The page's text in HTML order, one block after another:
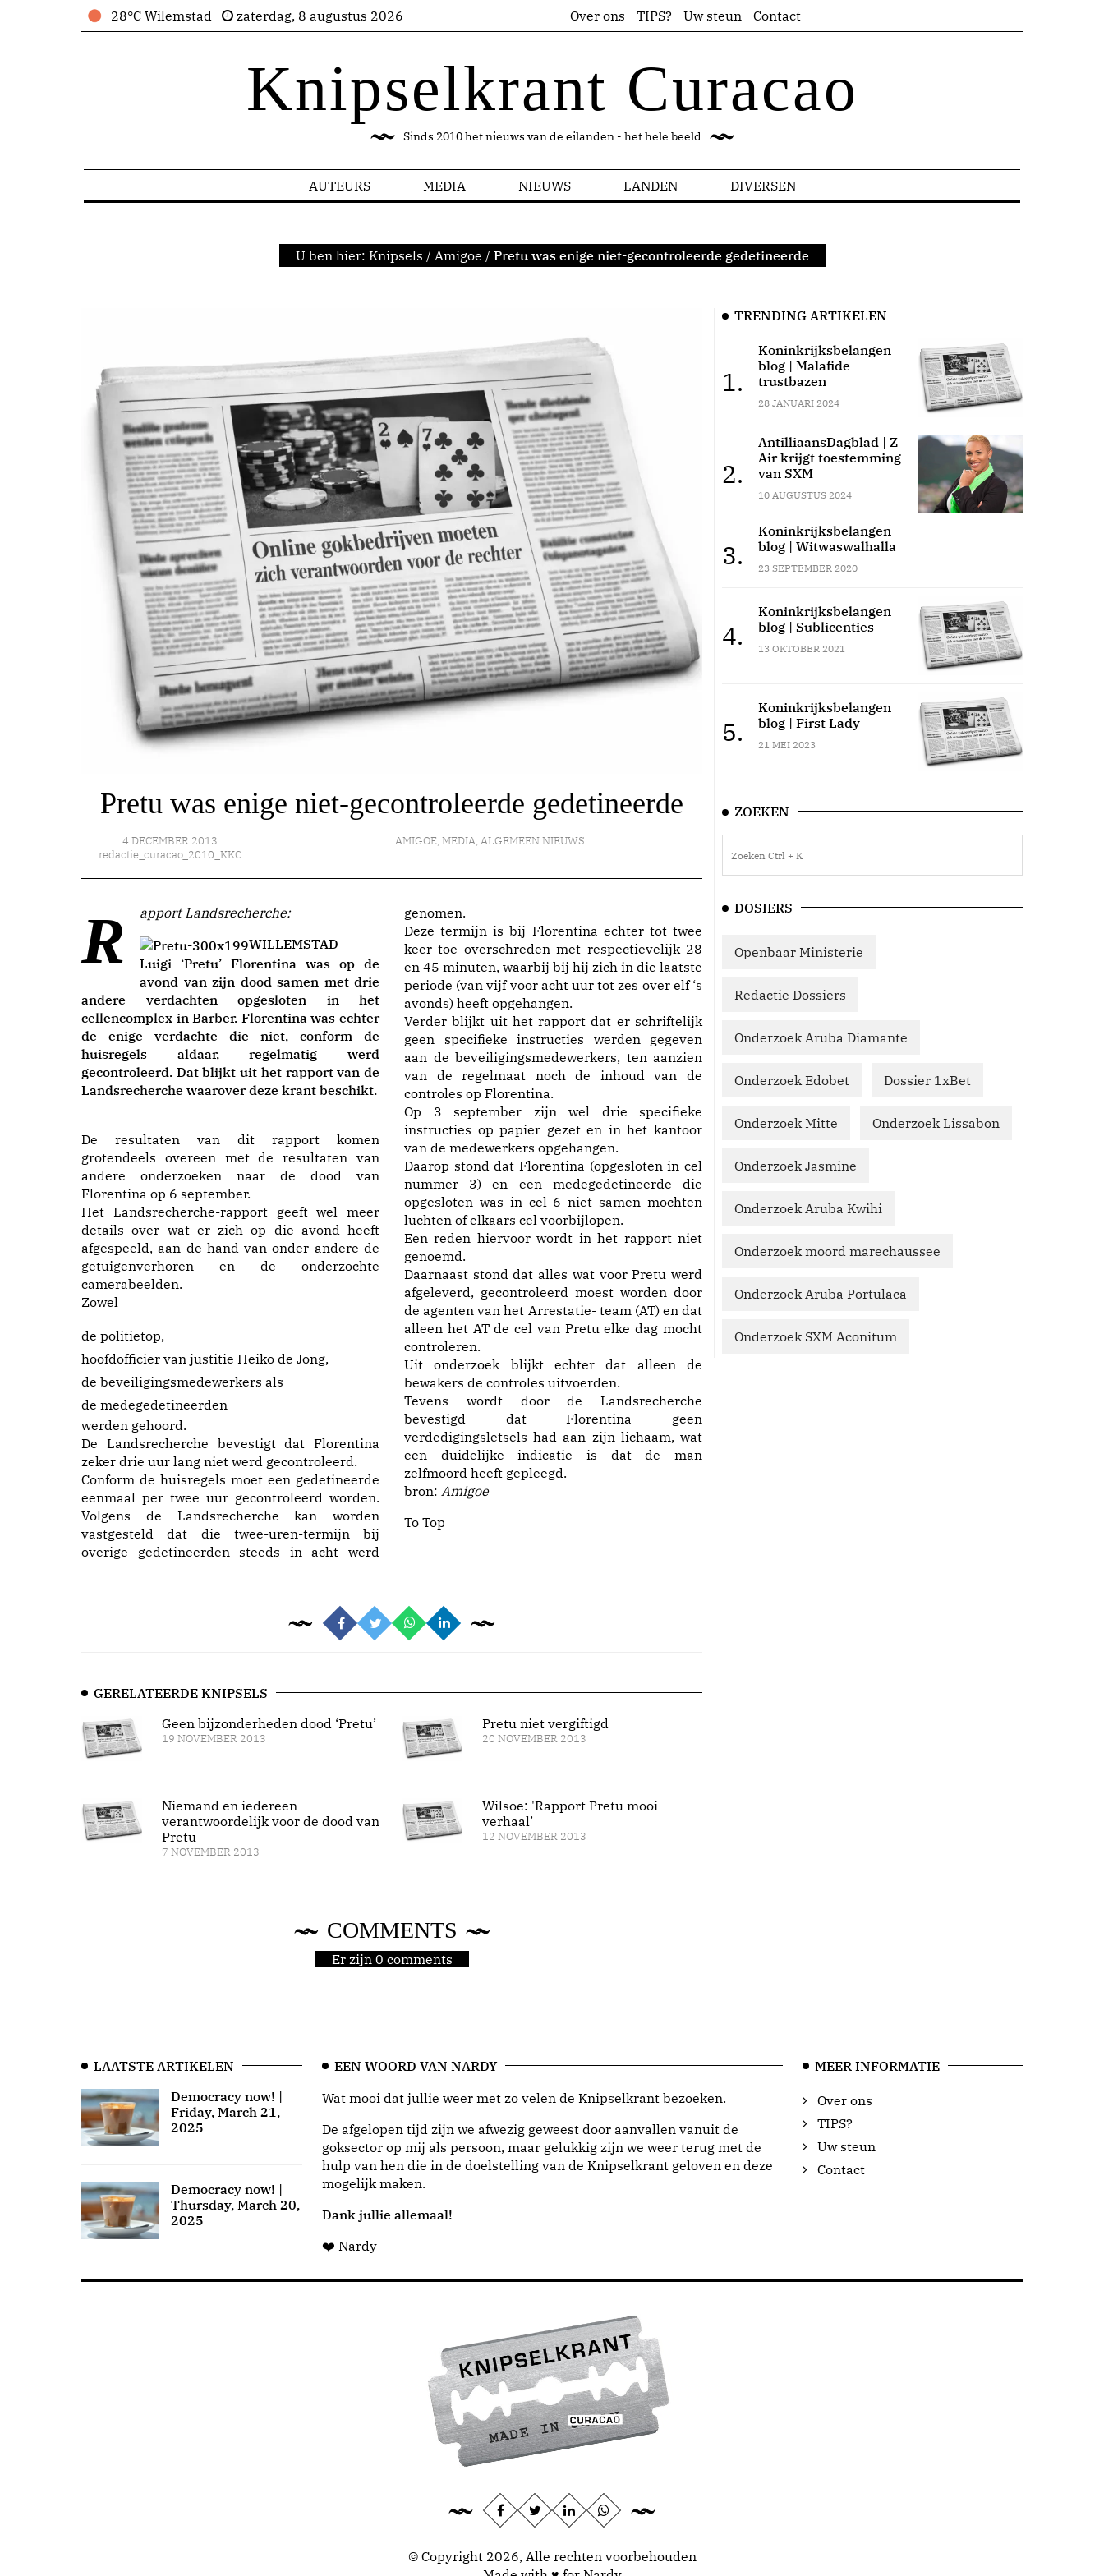
28°C Wilemstad zaterdag, 8 augustus 2026 Over ons TIPS? Uw steun Contact
Knipselkrant Curacao
Sinds 2010 het nieuws van de eilanden - het hele beeld
AUTEURS MEDIA NIEUWS LANDEN DIVERSEN
U ben hier: Knipsels / Amigoe / Pretu was enige niet-gecontroleerde gedetineerde
Pretu was enige niet-gecontroleerde gedetineerde
4 DECEMBER 2013
redactie_curacao_2010_KKC
AMIGOE,MEDIA,ALGEMEEN NIEUWS
Rapport Landsrecherche:
WILLEMSTAD —
Luigi ‘Pretu’ Florentina was op de
avond van zijn dood samen met drie
andere verdachten opgesloten in het
cellencomplex in Barber. Florentina was echter
de enige verdachte die niet, conform de
huisregels aldaar, regelmatig werd
gecontroleerd. Dat blijkt uit het rapport van de
Landsrecherche waarover deze krant beschikt.
De resultaten van dit rapport komen
grotendeels overeen met de resultaten van
andere onderzoeken naar de dood van
Florentina op 6 september.
Het Landsrecherche-rapport geeft wel meer
details over wat er zich op die avond heeft
afgespeeld, aan de hand van onder andere de
getuigenverhoren en de onderzochte
camerabeelden.
Zowel
de politietop,
hoofdofficier van justitie Heiko de Jong,
de beveiligingsmedewerkers als
de medegedetineerden
werden gehoord.
De Landsrecherche bevestigt dat Florentina
zeker drie uur lang niet werd gecontroleerd.
Conform de huisregels moet een gedetineerde
eenmaal per twee uur gecontroleerd worden.
Volgens de Landsrecherche kan worden
vastgesteld dat die twee-uren-termijn bij
overige gedetineerden steeds in acht werd
genomen.
Deze termijn is bij Florentina echter tot twee
keer toe overschreden met respectievelijk 28
en 45 minuten, waarbij bij hij zich in die laatste
periode (van vijf voor acht uur tot zes over elf ‘s
avonds) heeft opgehangen.
Verder blijkt uit het rapport dat er schriftelijk
geen specifieke instructies werden gegeven
aan de beveiligingsmedewerkers, ten aanzien
van de regelmaat noch de inhoud van de
controles op Florentina.
Op 3 september zijn wel drie specifieke
instructies op papier gezet en in het kantoor
van de medewerkers opgehangen.
Daarop stond dat Florentina (opgesloten in cel
nummer 3) en een medegedetineerde die
opgesloten was in cel 6 niet samen mochten
luchten of elkaars cel voorbijlopen.
Een reden hiervoor wordt in het rapport niet
genoemd.
Daarnaast stond dat alles wat voor Pretu werd
afgeleverd, gecontroleerd moest worden door
de agenten van het Arrestatie- team (AT) en dat
alleen het AT de cel van Pretu elke dag mocht
controleren.
Uit onderzoek blijkt echter dat alleen de
bewakers de controles uitvoerden.
Tevens wordt door de Landsrecherche
bevestigd dat Florentina geen
verdedigingsletsels had aan zijn lichaam, wat
een duidelijke indicatie is dat de man
zelfmoord heeft gepleegd.
bron: Amigoe
To Top
GERELATEERDE KNIPSELS
Geen bijzonderheden dood ‘Pretu’
19 NOVEMBER 2013
Niemand en iedereen
verantwoordelijk voor de dood van
Pretu
7 NOVEMBER 2013
Pretu niet vergiftigd
20 NOVEMBER 2013
Wilsoe: 'Rapport Pretu mooi
verhaal’
12 NOVEMBER 2013
COMMENTS
Er zijn 0 comments
TRENDING ARTIKELEN
1.
Koninkrijksbelangen
blog | Malafide
trustbazen
28 JANUARI 2024
2.
AntilliaansDagblad | Z
Air krijgt toestemming
van SXM
10 AUGUSTUS 2024
3.
Koninkrijksbelangen
blog | Witwaswalhalla
23 SEPTEMBER 2020
4.
Koninkrijksbelangen
blog | Sublicenties
13 OKTOBER 2021
5.
Koninkrijksbelangen
blog | First Lady
21 MEI 2023
ZOEKEN
DOSIERS
Openbaar Ministerie
Redactie Dossiers
Onderzoek Aruba Diamante
Onderzoek Edobet Dossier 1xBet
Onderzoek Mitte Onderzoek Lissabon
Onderzoek Jasmine
Onderzoek Aruba Kwihi
Onderzoek moord marechaussee
Onderzoek Aruba Portulaca
Onderzoek SXM Aconitum
LAATSTE ARTIKELEN
Democracy now! |
Friday, March 21,
2025
Democracy now! |
Thursday, March 20,
2025
EEN WOORD VAN NARDY
Wat mooi dat jullie weer met zo velen de Knipselkrant bezoeken.
De afgelopen tijd zijn we afwezig geweest door aanvallen vanuit de
goksector op mij als persoon, maar gelukkig zijn we weer terug met de
hulp van hen die in de doelstelling van de Knipselkrant geloven en deze
mogelijk maken.
Dank jullie allemaal!
❤️ Nardy
MEER INFORMATIE
Over ons
TIPS?
Uw steun
Contact
© Copyright 2026, Alle rechten voorbehouden